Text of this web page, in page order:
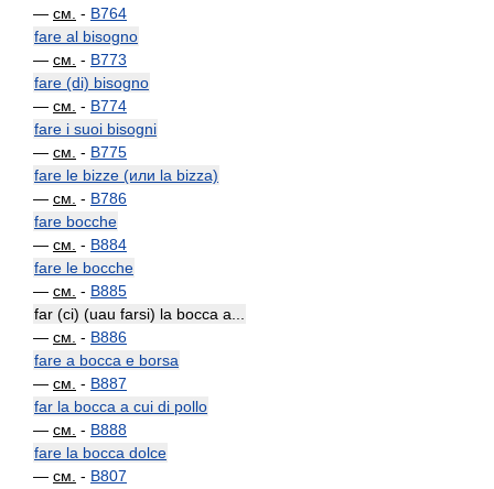
— см. - B764
fare al bisogno
— см. - B773
fare (di) bisogno
— см. - B774
fare i suoi bisogni
— см. - B775
fare le bizze (или la bizza)
— см. - B786
fare bocche
— см. - B884
fare le bocche
— см. - B885
far (ci) (uau farsi) la bocca a...
— см. - B886
fare a bocca e borsa
— см. - B887
far la bocca a cui di pollo
— см. - B888
fare la bocca dolce
— см. - B807